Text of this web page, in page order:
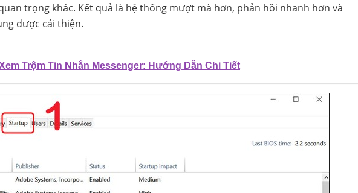
trọng khác. Kết quả là hệ thống mượt mà hơn, phản hồi nhanh hơn và
được cải thiện.
Trộm Tin Nhắn Messenger: Hướng Dẫn Chi Tiết